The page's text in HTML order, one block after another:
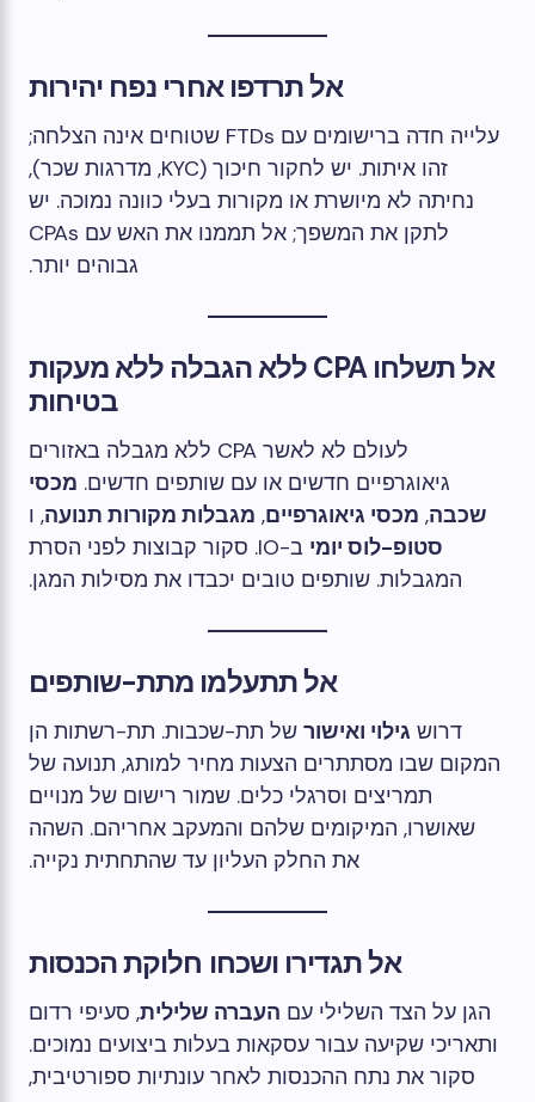
אל תרדפו אחרי נפח יהירות
עלייה חדה ברישומים עם FTDs שטוחים אינה הצלחה;
זהו איתות. יש לחקור חיכוך (KYC, מדרגות שכר),
נחיתה לא מיושרת או מקורות בעלי כוונה נמוכה. יש
לתקן את המשפך; אל תממנו את האש עם CPAs
גבוהים יותר.
אל תשלחו CPA ללא הגבלה ללא מעקות
בטיחות
לעולם לא לאשר CPA ללא מגבלה באזורים
גיאוגרפיים חדשים או עם שותפים חדשים. מכסי
שכבה, מכסי גיאוגרפיים, מגבלות מקורות תנועה, ו
סטופ-לוס יומי
ב-IO. סקור קבוצות לפני הסרת
המגבלות. שותפים טובים יכבדו את מסילות המגן.
אל תתעלמו מתת-שותפים
דרוש גילוי ואישור של תת-שכבות. תת-רשתות הן
המקום שבו מסתתרים הצעות מחיר למותג, תנועה של
תמריצים וסרגלי כלים. שמור רישום של מנויים
שאושרו, המיקומים שלהם והמעקב אחריהם. השהה
את החלק העליון עד שהתחתית נקייה.
אל תגדירו ושכחו חלוקת הכנסות
הגן על הצד השלילי עם העברה שלילית, סעיפי רדום
ותאריכי שקיעה עבור עסקאות בעלות ביצועים נמוכים.
סקור את נתח ההכנסות לאחר עונתיות ספורטיבית,